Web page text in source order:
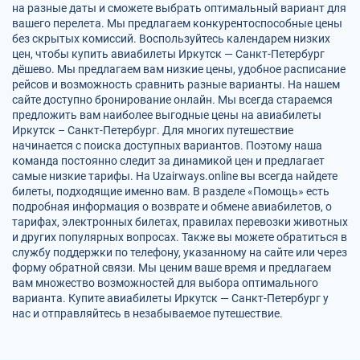
на разные даты и сможете выбрать оптимальный вариант для
вашего перелета. Мы предлагаем конкурентоспособные цены
без скрытых комиссий. Воспользуйтесь календарем низких
цен, чтобы купить авиабилеты Иркутск — Санкт-Петербург
дёшево. Мы предлагаем вам низкие цены, удобное расписание
рейсов и возможность сравнить разные варианты. На нашем
сайте доступно бронирование онлайн. Мы всегда стараемся
предложить вам наиболее выгодные цены на авиабилеты
Иркутск – Санкт-Петербург. Для многих путешествие
начинается с поиска доступных вариантов. Поэтому наша
команда постоянно следит за динамикой цен и предлагает
самые низкие тарифы. На Uzairways.online вы всегда найдете
билеты, подходящие именно вам. В разделе «Помощь» есть
подробная информация о возврате и обмене авиабилетов, о
тарифах, электронных билетах, правилах перевозки животных
и других популярных вопросах. Также вы можете обратиться в
службу поддержки по телефону, указанному на сайте или через
форму обратной связи. Мы ценим ваше время и предлагаем
вам множество возможностей для выбора оптимального
варианта. Купите авиабилеты Иркутск — Санкт-Петербург у
нас и отправляйтесь в незабываемое путешествие.